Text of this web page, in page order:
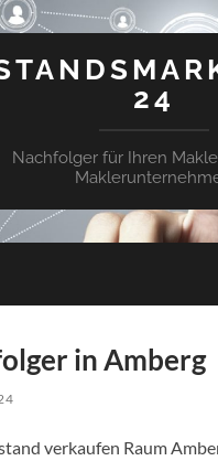
24
Nachfolger für Ihren
in Amberg
verkaufen Raum